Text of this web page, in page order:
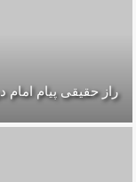
راز حقیقی پیام امام